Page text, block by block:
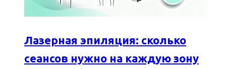
Лазерная эпиляция: сколько
сеансов нужно на каждую зону